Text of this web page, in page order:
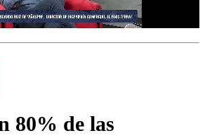
80% de las